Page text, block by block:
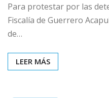
Para protestar por las
Fiscalía de Guerrero
de…
LEER MÁS